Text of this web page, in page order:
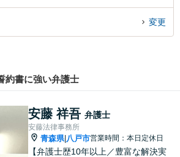
変更
約書に強い弁護士
安藤 祥吾 弁護士
安藤法律事務所
青森県| 八戸市営業時間：本日定休日
【弁護士歴10年以上／豊富な解決実